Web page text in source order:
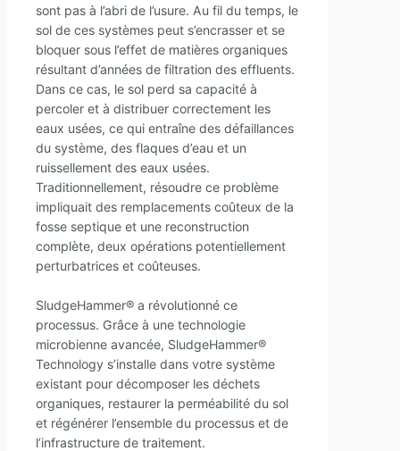
sont pas à l’abri de l’usure. Au fil du temps, le
sol de ces systèmes peut s’encrasser et se
bloquer sous l’effet de matières organiques
résultant d’années de filtration des effluents.
Dans ce cas, le sol perd sa capacité à
percoler et à distribuer correctement les
eaux usées, ce qui entraîne des défaillances
du système, des flaques d’eau et un
ruissellement des eaux usées.
Traditionnellement, résoudre ce problème
impliquait des remplacements coûteux de la
fosse septique et une reconstruction
complète, deux opérations potentiellement
perturbatrices et coûteuses.
SludgeHammer® a révolutionné ce
processus. Grâce à une technologie
microbienne avancée, SludgeHammer®
Technology s’installe dans votre système
existant pour décomposer les déchets
organiques, restaurer la perméabilité du sol
et régénérer l’ensemble du processus et de
l’infrastructure de traitement.